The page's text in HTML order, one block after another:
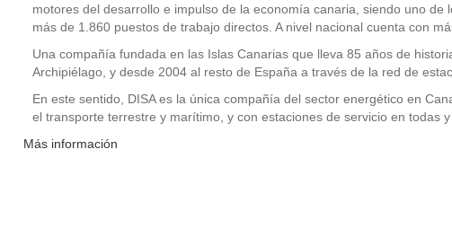
motores del desarrollo e impulso de la economía canaria, siendo uno de
más de 1.860 puestos de trabajo directos. A nivel nacional cuenta con
Una compañía fundada en las Islas Canarias que lleva 85 años de
Archipiélago, y desde 2004 al resto de España a través de la red de
En este sentido, DISA es la única compañía del sector energético en
el transporte terrestre y marítimo, y con estaciones de servicio en todas
Más información